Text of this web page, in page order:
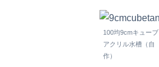
100均9cmキューブ
アクリル水槽（自
作）